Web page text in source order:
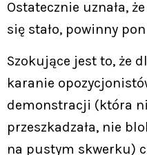
Ostatecznie uznała,
się stało, powinny
Szokujące jest to, że
karanie
demonstracji (która
przeszkadzała, nie
na pustym skwerku)